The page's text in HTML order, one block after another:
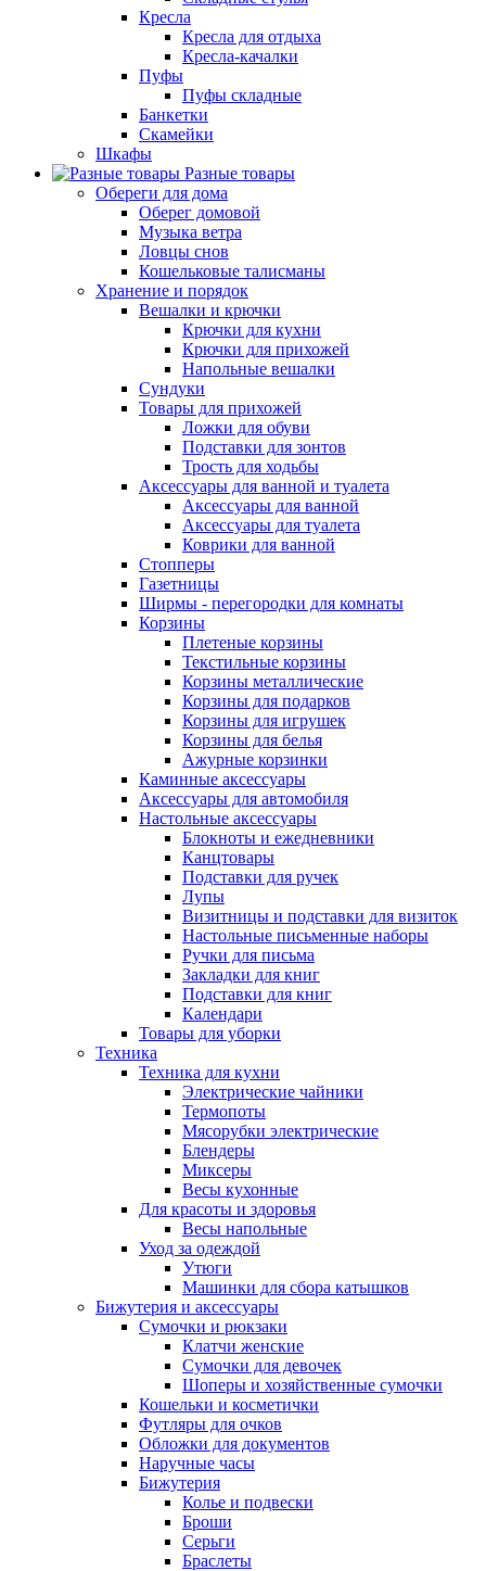
Кресла
Кресла для отдыха
Кресла-качалки
Пуфы
Пуфы складные
Банкетки
Скамейки
Шкафы
Разные товары
Обереги для дома
Оберег домовой
Музыка ветра
Ловцы снов
Кошельковые талисманы
Хранение и порядок
Вешалки и крючки
Крючки для кухни
Крючки для прихожей
Напольные вешалки
Сундуки
Товары для прихожей
Ложки для обуви
Подставки для зонтов
Трость для ходьбы
Аксессуары для ванной и туалета
Аксессуары для ванной
Аксессуары для туалета
Коврики для ванной
Стопперы
Газетницы
Ширмы - перегородки для комнаты
Корзины
Плетеные корзины
Текстильные корзины
Корзины металлические
Корзины для подарков
Корзины для игрушек
Корзины для белья
Ажурные корзинки
Каминные аксессуары
Аксессуары для автомобиля
Настольные аксессуары
Блокноты и ежедневники
Канцтовары
Подставки для ручек
Лупы
Визитницы и подставки для визиток
Настольные письменные наборы
Ручки для письма
Закладки для книг
Подставки для книг
Календари
Товары для уборки
Техника
Техника для кухни
Электрические чайники
Термопоты
Мясорубки электрические
Блендеры
Миксеры
Весы кухонные
Для красоты и здоровья
Весы напольные
Уход за одеждой
Утюги
Машинки для сбора катышков
Бижутерия и аксессуары
Сумочки и рюкзаки
Клатчи женские
Сумочки для девочек
Шоперы и хозяйственные сумочки
Кошельки и косметички
Футляры для очков
Обложки для документов
Наручные часы
Бижутерия
Колье и подвески
Броши
Серьги
Браслеты